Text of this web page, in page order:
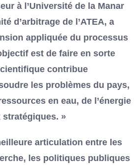
à l’Université de la Manar
d’arbitrage de l’ATEA, a
appliquée du processus
est de faire en sorte
contribue
les problèmes du pays,
en eau, de l’énergie
stratégiques. »
articulation entre les
les politiques publiques